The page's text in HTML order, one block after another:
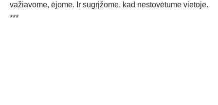
važiavome, ėjome. Ir sugrįžome, kad nestovėtume vietoje.
***